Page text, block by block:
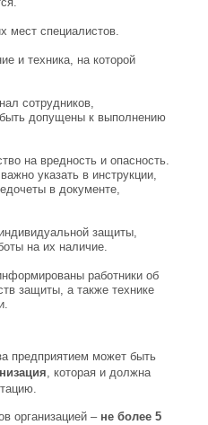
мест специалистов.
и техника, на которой
сотрудников,
допущены к выполнению
на вредность и опасность.
указать в инструкции,
в документе,
защиты,
на их наличие.
работники об
защиты, а также технике
предприятием может быть
, которая и должна
организацией –не более 5